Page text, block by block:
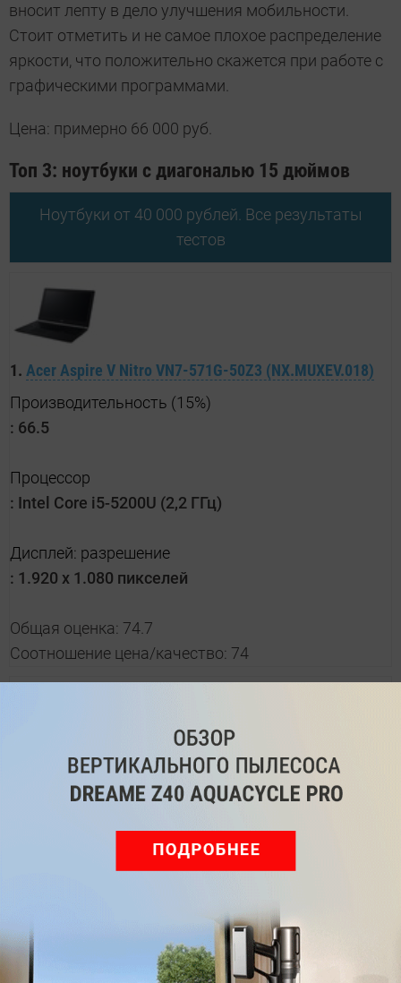
вносит лепту в дело улучшения мобильности.
Стоит отметить и не самое плохое распределение
яркости, что положительно скажется при работе с
графическими программами.
Цена: примерно 66 000 руб.
Топ 3: ноутбуки с диагональю 15 дюймов
Ноутбуки от 40 000 рублей. Все результаты
тестов
1. Acer Aspire V Nitro VN7-571G-50Z3 (NX.MUXEV.018)
Производительность (15%)
: 66.5
Процессор
: Intel Core i5-5200U (2,2 ГГц)
Дисплей: разрешение
: 1.920 x 1.080 пикселей
Общая оценка: 74.7
Соотношение цена/качество: 74
Toshiba Satellite Pro A50-C-1G8 (PS575E-019007GR)
Производительность (15%)
Дисплей: разрешение